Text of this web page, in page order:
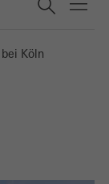
Köln